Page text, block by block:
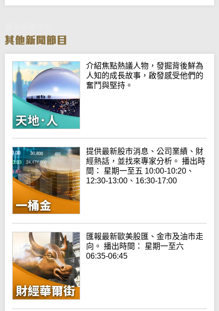
介紹焦點熱議人物，發掘背後鮮為
人知的成長故事，啟發感受他們的
奮鬥與堅持。
提供最新股市消息、公司業績、財
經熱話，並找來專家分析。 播出時
間： 星期一至五 10:00-10:20、
12:30-13:00、16:30-17:00
匯報最新歐美股匯、金市及油市走
向。 播出時間： 星期一至六
06:35-06:45